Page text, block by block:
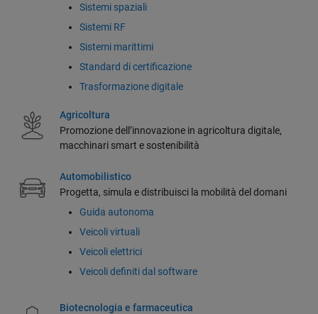
Sistemi spaziali
Sistemi RF
Sistemi marittimi
Standard di certificazione
Trasformazione digitale
Agricoltura
Promozione dell’innovazione in agricoltura digitale,
macchinari smart e sostenibilità
Automobilistico
Progetta, simula e distribuisci la mobilità del domani
Guida autonoma
Veicoli virtuali
Veicoli elettrici
Veicoli definiti dal software
Biotecnologia e farmaceutica